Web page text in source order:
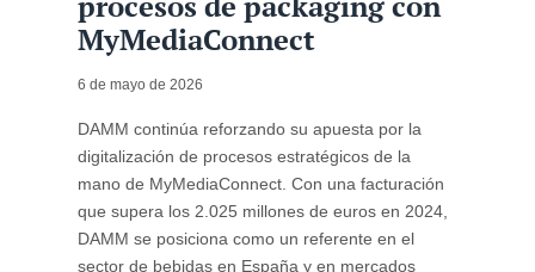
MyMediaConnect
6 de mayo de 2026
DAMM continúa reforzando su apuesta por la
digitalización de procesos estratégicos de la
mano de MyMediaConnect. Con una facturación
que supera los 2.025 millones de euros en 2024,
DAMM se posiciona como un referente en el
sector de bebidas en España y en mercados